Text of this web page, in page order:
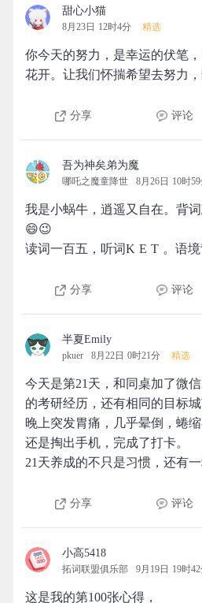
甜心小猫
8月23日 12时4分 精选
你今天的努力，是幸运的伏笔
花开。让我们怀揣希望去努力，
分享 评论
吾为神矣弟为魔
哪吒之魔童降世 8月26日 10时
我是小蜗牛，逍遥又自在。背
😄😉
读词一百五，听词K E T 。语境
分享 评论
半夏Emily
pkuer 8月22日 0时21分 精选
今天是第21天，和同桌加了微
的考研经历，还有相同的目标
晚上突发胃痛，几乎晕倒，蜷
还是掏出手机，完成了打卡。
21天养成的不只是习惯，还有一
分享 评论
小高5418
拓词联盟俱乐部 9月19日 19时
这是我的第100张心得，